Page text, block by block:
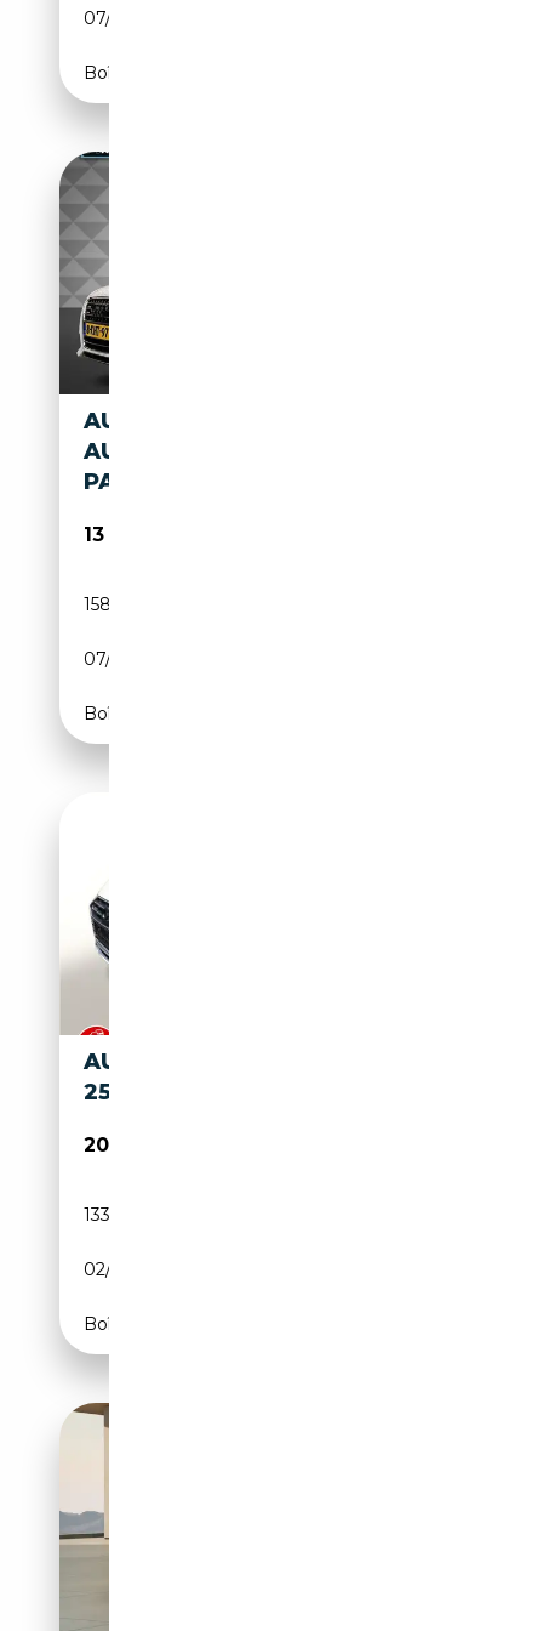
07/2011
Boîte automatique
AUDI A5 COUPE S-LINE
AUTOMAAT 2X S-LINE 200 PK
PANORAMA VO
13 995€
158 238 km
07/2012
Boîte automatique
AUDI A5 SPORTBACK 2.0 TFSI
252 S TRONIC SPORT
20 488€
133 000 km
02/2018
Boîte automatique